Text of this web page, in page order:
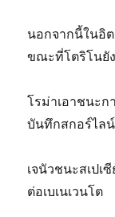
นอกจากนี้ในอิ
ขณะที่โตริโนยั
โรม่าเอาชนะ
บันทึกสกอร์ไล
เจนัวชนะสเป
ต่อเบเนเวนโต